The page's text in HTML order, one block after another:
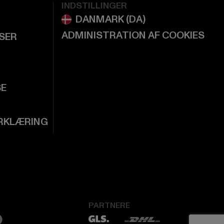
INDSTILLINGER
ADMINISTRATION AF COOKIES
PARTNERE